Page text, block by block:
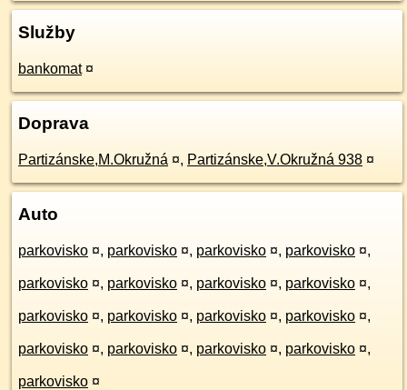
Služby
bankomat ¤
Doprava
Partizánske,M.Okružná ¤, Partizánske,V.Okružná 938 ¤
Auto
parkovisko ¤, parkovisko ¤, parkovisko ¤, parkovisko ¤,
parkovisko ¤, parkovisko ¤, parkovisko ¤, parkovisko ¤,
parkovisko ¤, parkovisko ¤, parkovisko ¤, parkovisko ¤,
parkovisko ¤, parkovisko ¤, parkovisko ¤, parkovisko ¤,
parkovisko ¤